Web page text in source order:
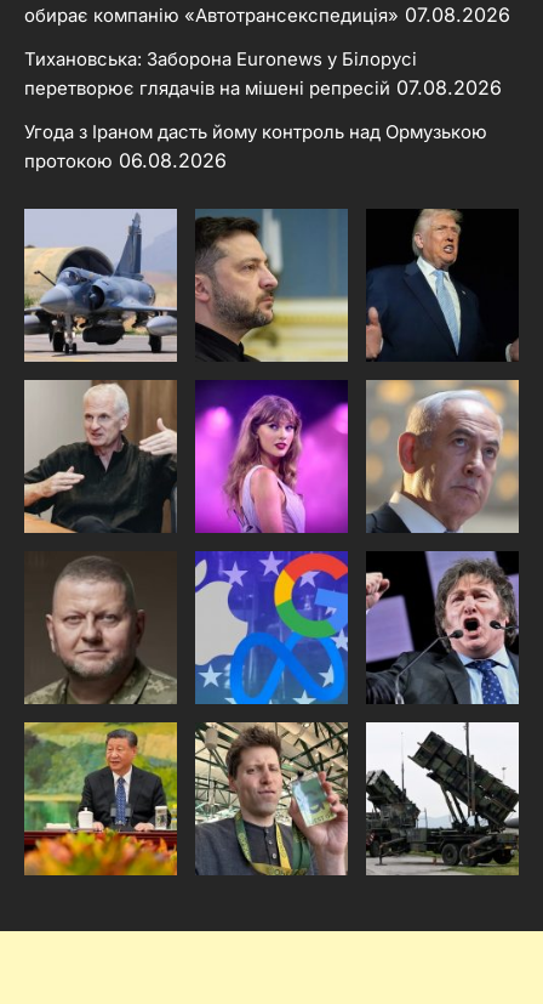
обирає компанію «Автотрансекспедиція» 07.08.2026
Тихановська: Заборона Euronews у Білорусі
перетворює глядачів на мішені репресій 07.08.2026
Угода з Іраном дасть йому контроль над Ормузькою
протокою 06.08.2026